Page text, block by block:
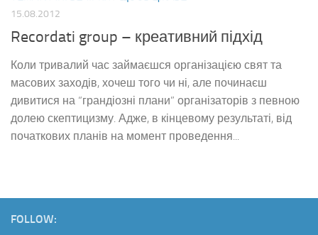
15.08.2012
Recordati group – креативний підхід
Коли тривалий час займаєшся організацією свят та
масових заходів, хочеш того чи ні, але починаєш
дивитися на “грандіозні плани” організаторів з певною
долею скептицизму. Адже, в кінцевому результаті, від
початкових планів на момент проведення...
FOLLOW: